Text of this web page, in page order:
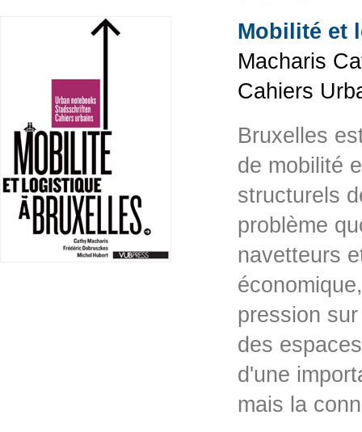
Mobilité et
Macharis
Cahiers
Bruxelles
de mobilité
structurels
problème
navetteurs
pression
des
d'une
mais la